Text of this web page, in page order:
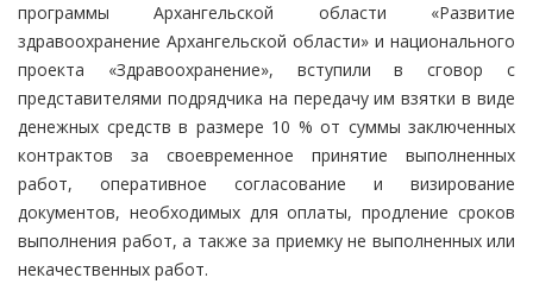
программы Архангельской области «Развитие
здравоохранение Архангельской области» и национального
проекта «Здравоохранение», вступили в сговор с
представителями подрядчика на передачу им взятки в виде
денежных средств в размере 10 % от суммы заключенных
контрактов за своевременное принятие выполненных
работ, оперативное согласование и визирование
документов, необходимых для оплаты, продление сроков
выполнения работ, а также за приемку не выполненных или
некачественных работ.